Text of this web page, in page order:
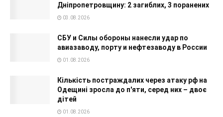
Дніпропетровщину: 2 загиблих, 3 поранених
03.08.2026
СБУ и Силы обороны нанесли удар по
авиазаводу, порту и нефтезаводу в России
01.08.2026
Кількість постраждалих через атаку рф на
Одещині зросла до п'яти, серед них – двоє
дітей
01.08.2026